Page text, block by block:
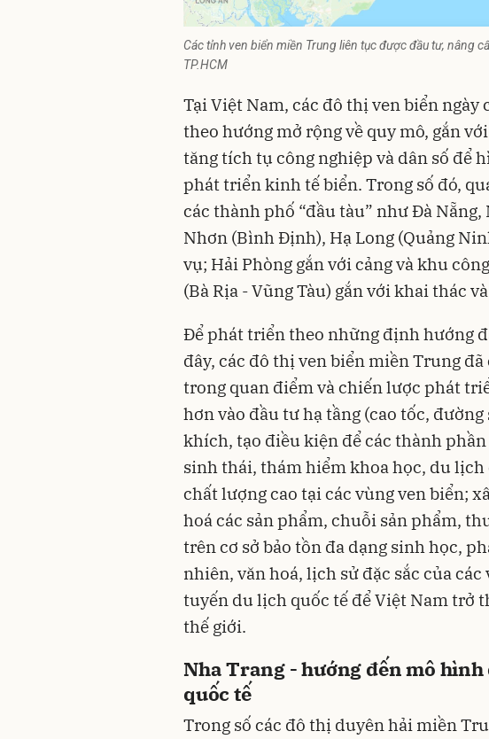
Các tỉnh ven biển miền Trung liên tục được đầu tư, nâng
TP.HCM
Tại Việt Nam, các đô thị ven biển
theo hướng mở rộng về quy mô, gắn
tăng tích tụ công nghiệp và dân số để
phát triển kinh tế biển. Trong số đó,
các thành phố “đầu tàu” như Đà
Nhơn (Bình Định), Hạ Long (Quảng
vụ; Hải Phòng gắn với cảng và khu
(Bà Rịa - Vũng Tàu) gắn với khai thác
Để phát triển theo những định hướng
đây, các đô thị ven biển miền Trung
trong quan điểm và chiến lược phát
hơn vào đầu tư hạ tầng (cao tốc,
khích, tạo điều kiện để các thành
sinh thái, thám hiểm khoa học, du
chất lượng cao tại các vùng ven biển;
hoá các sản phẩm, chuỗi sản phẩm,
trên cơ sở bảo tồn đa dạng sinh học,
nhiên, văn hoá, lịch sử đặc sắc của
tuyến du lịch quốc tế để Việt Nam trở
thế giới.
Nha Trang - hướng đến mô
quốc tế
Trong số các đô thị duyên hải miền